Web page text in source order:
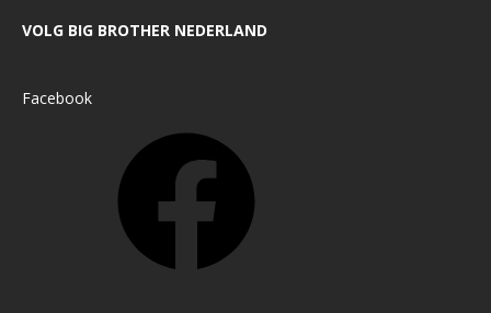
VOLG BIG BROTHER NEDERLAND
Facebook